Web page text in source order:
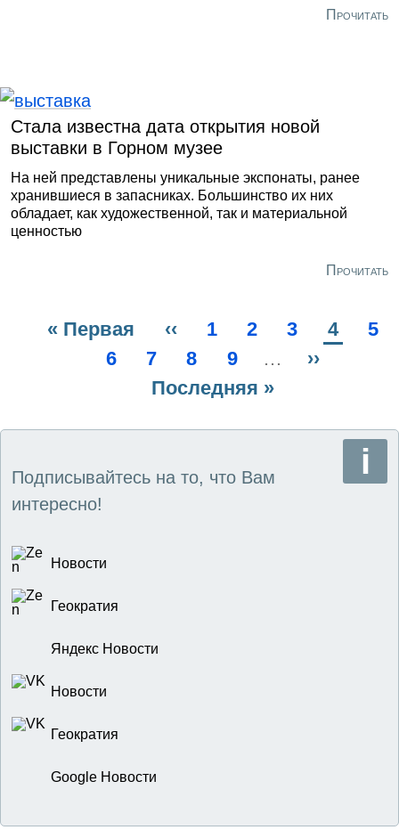
Прочитать
Стала известна дата открытия новой
выставки в Горном музее
На ней представлены уникальные экспонаты, ранее
хранившиеся в запасниках. Большинство их них
обладает, как художественной, так и материальной
ценностью
Прочитать
Первая
страница
« Первая
Предыдущая
страница
‹‹ Page
1 Page
2 Page
3 4
5
Page
6 Page
7 Page
8 Page
9 …
››
Последняя
Последняя »
Подписывайтесь на то, что Вам
интересно!
Новости
Геократия
Яндекс Новости
Новости
Геократия
Google Новости